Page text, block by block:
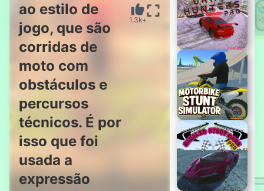
ao estilo de
jogo, que são
corridas de
moto com
obstáculos e
percursos
técnicos. É por
isso que foi
usada a
expressão
1.3k+
Stickman GTA
Cidade
Drift Hunters
Pro
Simulador de
Acrobacias de
Motocicleta